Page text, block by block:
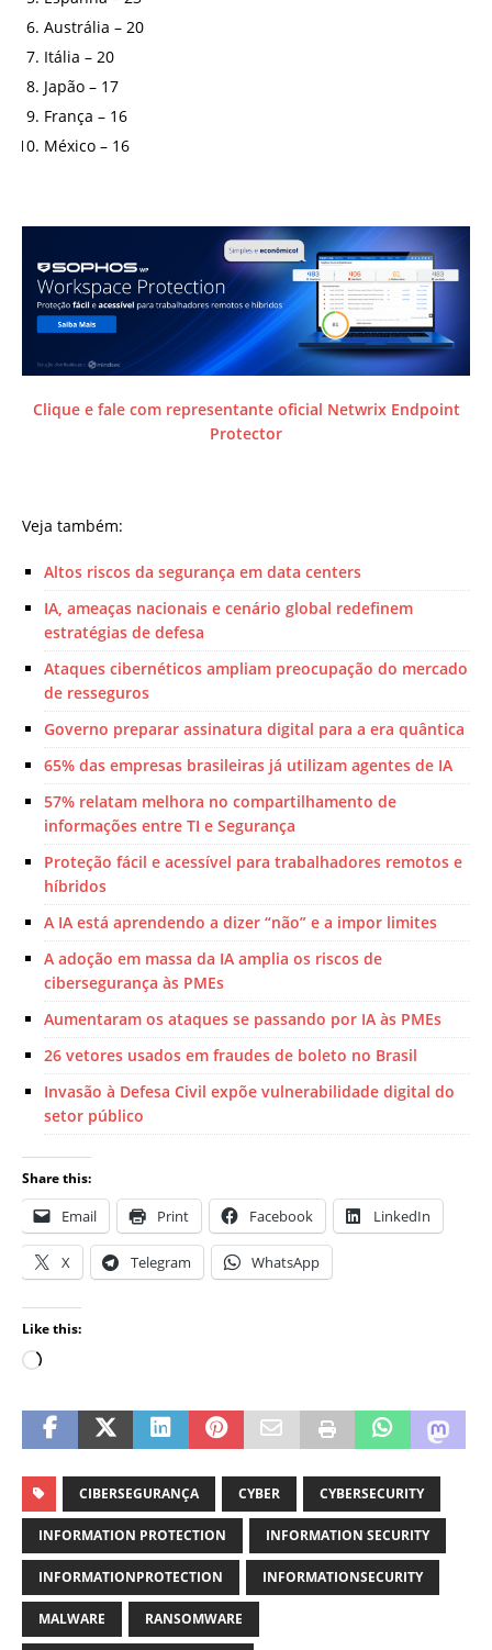
Austrália – 20
Itália – 20
Japão – 17
França – 16
México – 16
Clique e fale com representante oficial Netwrix Endpoint
Protector
Veja também:
Altos riscos da segurança em data centers
IA, ameaças nacionais e cenário global redefinem
estratégias de defesa
Ataques cibernéticos ampliam preocupação do mercado
de resseguros
Governo preparar assinatura digital para a era quântica
65% das empresas brasileiras já utilizam agentes de IA
57% relatam melhora no compartilhamento de
informações entre TI e Segurança
Proteção fácil e acessível para trabalhadores remotos e
híbridos
A IA está aprendendo a dizer “não” e a impor limites
A adoção em massa da IA amplia os riscos de
cibersegurança às PMEs
Aumentaram os ataques se passando por IA às PMEs
26 vetores usados em fraudes de boleto no Brasil
Invasão à Defesa Civil expõe vulnerabilidade digital do
setor público
Share this:
Email Print Facebook LinkedIn
X Telegram WhatsApp
Like this:
CIBERSEGURANÇA CYBER CYBERSECURITY
INFORMATION PROTECTION INFORMATION SECURITY
INFORMATIONPROTECTION INFORMATIONSECURITY
MALWARE RANSOMWARE